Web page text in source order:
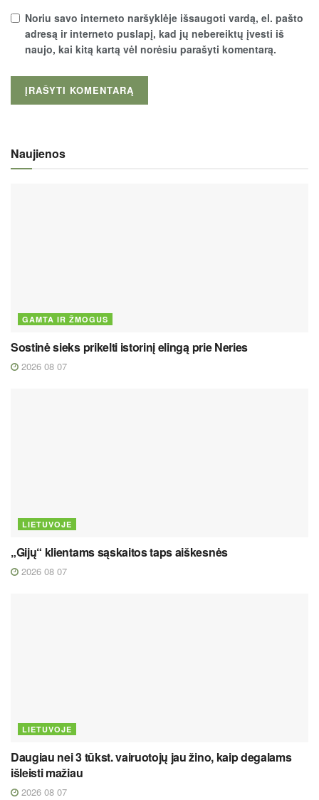
Noriu savo interneto naršyklėje išsaugoti vardą, el. pašto
adresą ir interneto puslapį, kad jų nebereiktų įvesti iš
naujo, kai kitą kartą vėl norėsiu parašyti komentarą.
Naujienos
GAMTA IR ŽMOGUS
Sostinė sieks prikelti istorinį elingą prie Neries
2026 08 07
LIETUVOJE
„Gijų“ klientams sąskaitos taps aiškesnės
2026 08 07
LIETUVOJE
Daugiau nei 3 tūkst. vairuotojų jau žino, kaip degalams
išleisti mažiau
2026 08 07